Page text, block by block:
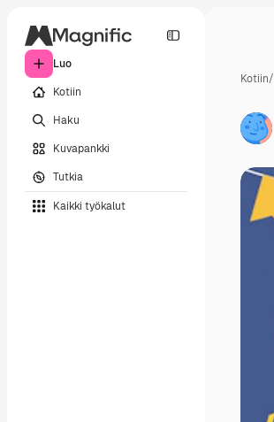
Luo
Kotiin
Haku
Kuvapankki
Tutkia
Kaikki työkalut
Kotiin/